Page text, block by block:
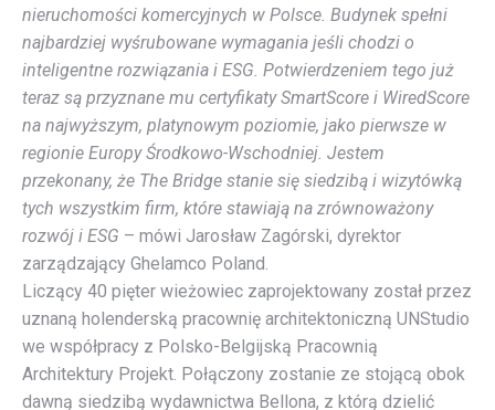
nieruchomości komercyjnych w Polsce. Budynek spełni
najbardziej wyśrubowane wymagania jeśli chodzi o
inteligentne rozwiązania i ESG. Potwierdzeniem tego już
teraz są przyznane mu certyfikaty SmartScore i WiredScore
na najwyższym, platynowym poziomie, jako pierwsze w
regionie Europy Środkowo-Wschodniej. Jestem
przekonany, że The Bridge stanie się siedzibą i wizytówką
tych wszystkim firm, które stawiają na zrównoważony
rozwój i ESG – mówi Jarosław Zagórski, dyrektor
zarządzający Ghelamco Poland.
Liczący 40 pięter wieżowiec zaprojektowany został przez
uznaną holenderską pracownię architektoniczną UNStudio
we współpracy z Polsko-Belgijską Pracownią
Architektury Projekt. Połączony zostanie ze stojącą obok
dawną siedzibą wydawnictwa Bellona, z którą dzielić